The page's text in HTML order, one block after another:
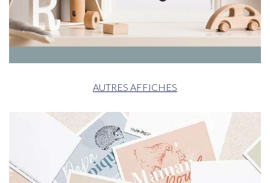
AUTRES AFFICHES